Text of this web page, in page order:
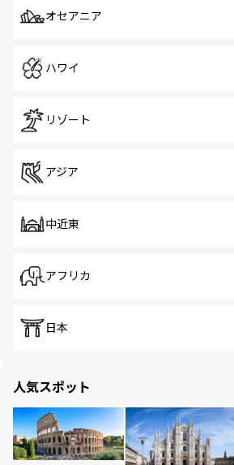
オセアニア
ハワイ
リゾート
アジア
中近東
アフリカ
日本
人気スポット